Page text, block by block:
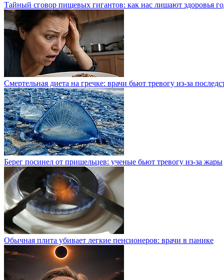
Тайный сговор пищевых гигантов: как нас лишают здоровья
Смертельная диета на гречке: врачи бьют тревогу из-за
Берег посинел от пришельцев: ученые бьют тревогу из-за жары
Обычная плита убивает легкие пенсионеров: врачи в панике